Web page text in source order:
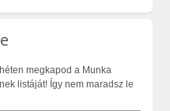
megkapod a Munka
listáját! Így nem maradsz le